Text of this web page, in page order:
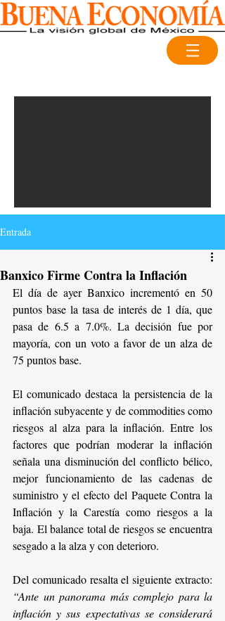
Entrada
Banxico Firme Contra la Inflación
El día de ayer Banxico incrementó en 50
puntos base la tasa de interés de 1 día, que
pasa de 6.5 a 7.0%. La decisión fue por
mayoría, con un voto a favor de un alza de
75 puntos base.
El comunicado destaca la persistencia de la
inflación subyacente y de commodities como
riesgos al alza para la inflación. Entre los
factores que podrían moderar la inflación
señala una disminución del conflicto bélico,
mejor funcionamiento de las cadenas de
suministro y el efecto del Paquete Contra la
Inflación y la Carestía como riesgos a la
baja. El balance total de riesgos se encuentra
sesgado a la alza y con deterioro.
“Ante un panorama más complejo para la
inflación y sus expectativas se considerará